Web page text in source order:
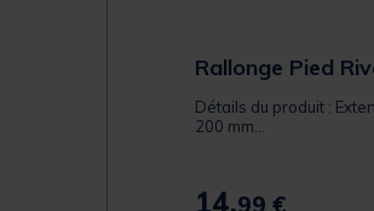
Rallonge Pied
Détails du produit :
200 mm...
14,